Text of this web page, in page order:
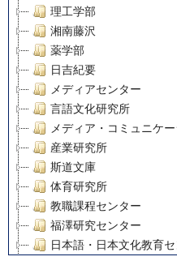
理工学部
湘南藤沢
薬学部
日吉紀要
メディアセンター
言語文化研究所
メディア・コミュニケ
産業研究所
斯道文庫
体育研究所
教職課程センター
福澤研究センター
日本語・日本文化教育